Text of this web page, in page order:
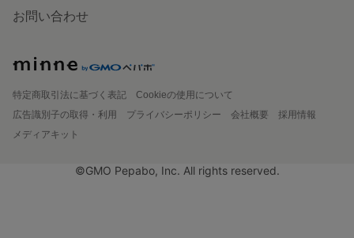
お問い合わせ
特定商取引法に基づく表記
Cookieの使用について
広告識別子の取得・利用
プライバシーポリシー 会社概要
採用情報
メディアキット
©GMO Pepabo, Inc. All rights reserved.